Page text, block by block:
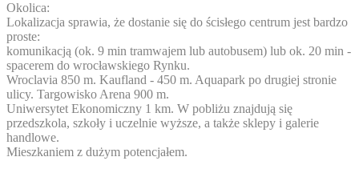
Okolica:
Lokalizacja sprawia, że dostanie się do ścisłego centrum jest bardzo
proste:
komunikacją (ok. 9 min tramwajem lub autobusem) lub ok. 20 min -
spacerem do wrocławskiego Rynku.
Wroclavia 850 m. Kaufland - 450 m. Aquapark po drugiej stronie
ulicy. Targowisko Arena 900 m.
Uniwersytet Ekonomiczny 1 km. W pobliżu znajdują się
przedszkola, szkoły i uczelnie wyższe, a także sklepy i galerie
handlowe.
Mieszkaniem z dużym potencjałem.